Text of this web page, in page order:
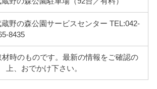
蔵野の森公園サービスセンター TEL:042-
8435
時のものです。最新の情報をご確認の
上、おでかけ下さい。